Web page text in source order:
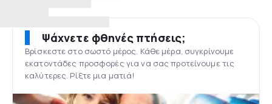
Ψάχνετε φθηνές πτήσεις;
Βρίσκεστε στο σωστό μέρος. Κάθε μέρα, συγκρίνουμε
εκατοντάδες προσφορές για να σας προτείνουμε τις
καλύτερες. Ρίξτε μια ματιά!